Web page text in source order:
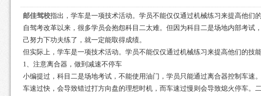
邮佳驾校指出，学车是一项技术活动。学员不能仅仅通过机械练习来提高他们
自驾考改革以来，很多学员会抱怨科目二太难。但因为科目二是场地内部考
己努力下功夫练了，就一定能取得成绩。
但实际上，学车是一项技术活动。学员不能仅仅通过机械练习来提高他们的技
1、注意离合器，做到减速不停车
小编提过，科目二是场地考试，不能使用油门，学员只能通过离合器控制车
车速过快，会导致错过打方向盘的理想时机，而车速过慢则会导致熄火停车